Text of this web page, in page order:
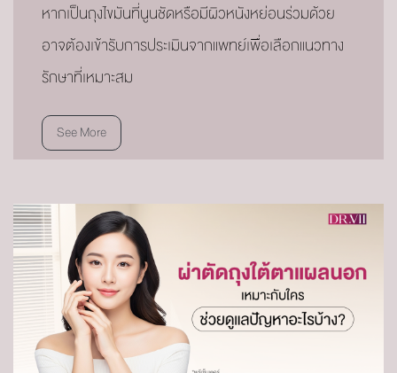
หากเป็นถุงไขมันที่นูนชัดหรือมีผิวหนังหย่อนร่วมด้วย
อาจต้องเข้ารับการประเมินจากแพทย์เพื่อเลือกแนวทาง
รักษาที่เหมาะสม
See More